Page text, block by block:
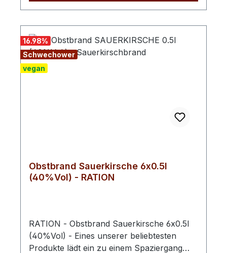
ausbalancierten Obstbrand.
16.98%
Schwechower
vegan
Obstbrand Sauerkirsche 6x0.5l
(40%Vol) - RATION
RATION - Obstbrand Sauerkirsche 6x0.5l
(40%Vol) - Eines unserer beliebtesten
Produkte lädt ein zu einem Spaziergang